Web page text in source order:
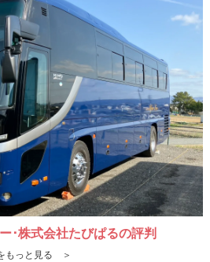
･株式会社たびぱるの評判
もっと見る ＞